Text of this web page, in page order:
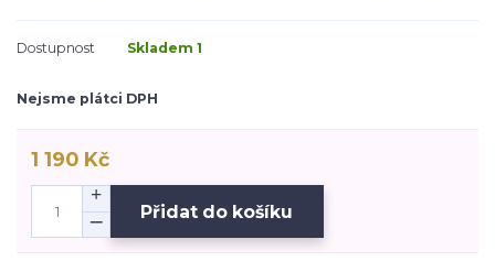
Dostupnost Skladem 1
Nejsme plátci DPH
1 190 Kč
Přidat do košíku